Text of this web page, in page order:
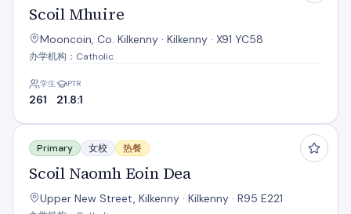
Scoil Mhuire
Mooncoin, Co. Kilkenny · Kilkenny · X91 YC58
办学机构：Catholic
学生
261
PTR
21.8:1
Scoil Naomh Eoin Dea
Primary 女校 热餐
Scoil Naomh Eoin Dea
Upper New Street, Kilkenny · Kilkenny · R95 E221